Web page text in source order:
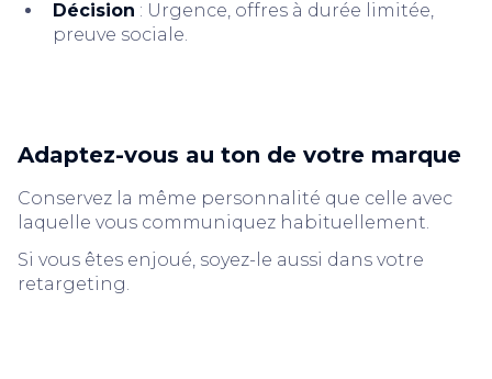
Décision : Urgence, offres à durée limitée,
preuve sociale.
Adaptez-vous au ton de votre marque
Conservez la même personnalité que celle avec
laquelle vous communiquez habituellement.
Si vous êtes enjoué, soyez-le aussi dans votre
retargeting.